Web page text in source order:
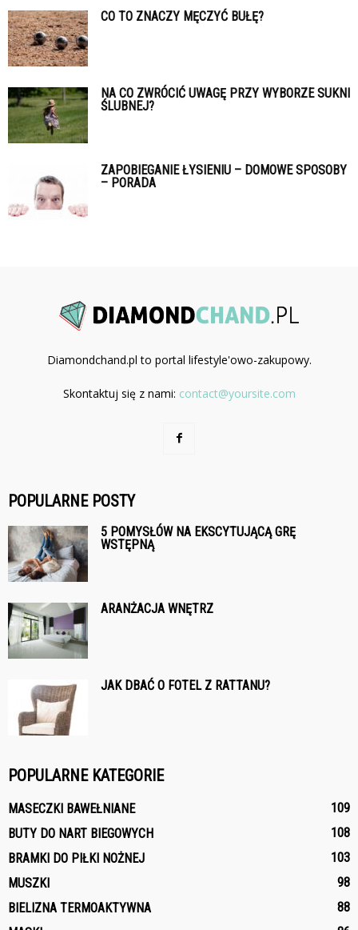
CO TO ZNACZY MĘCZYĆ BUŁĘ?
NA CO ZWRÓCIĆ UWAGĘ PRZY WYBORZE SUKNI
ŚLUBNEJ?
ZAPOBIEGANIE ŁYSIENIU – DOMOWE SPOSOBY
– PORADA
Diamondchand.pl to portal lifestyle'owo-zakupowy.
Skontaktuj się z nami: contact@yoursite.com
POPULARNE POSTY
5 POMYSŁÓW NA EKSCYTUJĄCĄ GRĘ
WSTĘPNĄ
ARANŻACJA WNĘTRZ
JAK DBAĆ O FOTEL Z RATTANU?
POPULARNE KATEGORIE
MASECZKI BAWEŁNIANE
109
BUTY DO NART BIEGOWYCH
108
BRAMKI DO PIŁKI NOŻNEJ
103
MUSZKI
98
BIELIZNA TERMOAKTYWNA
88